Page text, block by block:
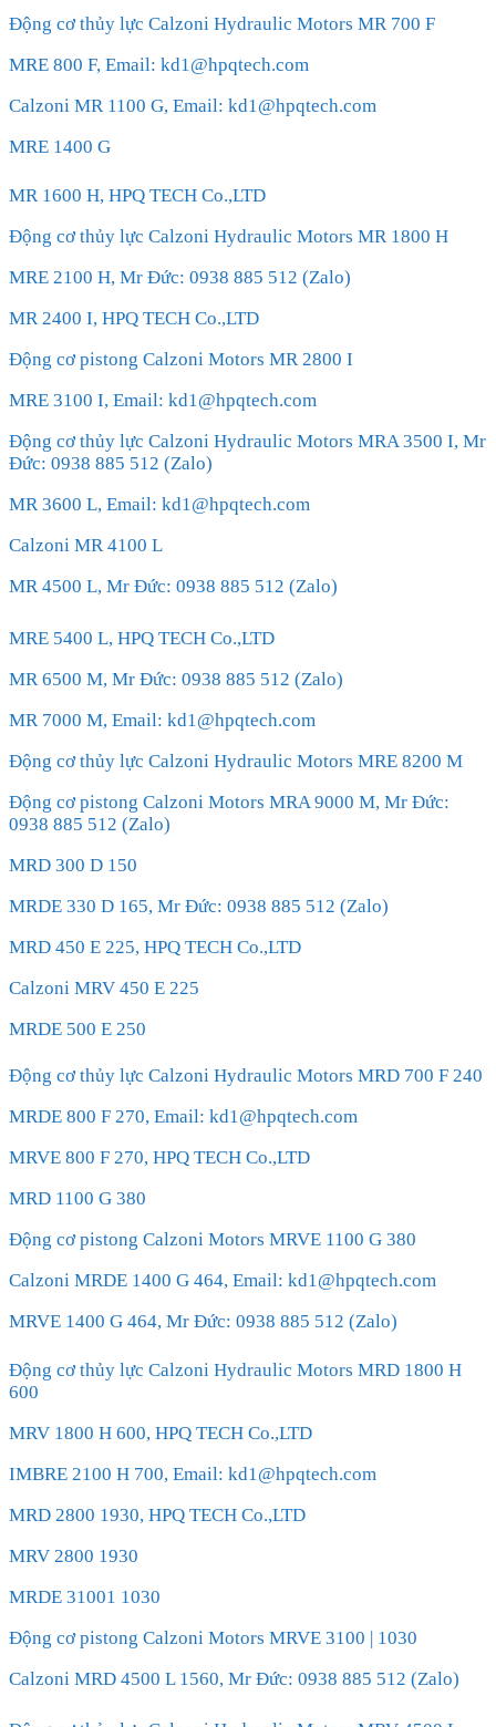
Động cơ thủy lực Calzoni Hydraulic Motors MR 700 F
MRE 800 F, Email: kd1@hpqtech.com
Calzoni MR 1100 G, Email: kd1@hpqtech.com
MRE 1400 G
MR 1600 H, HPQ TECH Co.,LTD
Động cơ thủy lực Calzoni Hydraulic Motors MR 1800 H
MRE 2100 H, Mr Đức: 0938 885 512 (Zalo)
MR 2400 I, HPQ TECH Co.,LTD
Động cơ pistong Calzoni Motors MR 2800 I
MRE 3100 I, Email: kd1@hpqtech.com
Động cơ thủy lực Calzoni Hydraulic Motors MRA 3500 I, Mr
Đức: 0938 885 512 (Zalo)
MR 3600 L, Email: kd1@hpqtech.com
Calzoni MR 4100 L
MR 4500 L, Mr Đức: 0938 885 512 (Zalo)
MRE 5400 L, HPQ TECH Co.,LTD
MR 6500 M, Mr Đức: 0938 885 512 (Zalo)
MR 7000 M, Email: kd1@hpqtech.com
Động cơ thủy lực Calzoni Hydraulic Motors MRE 8200 M
Động cơ pistong Calzoni Motors MRA 9000 M, Mr Đức:
0938 885 512 (Zalo)
MRD 300 D 150
MRDE 330 D 165, Mr Đức: 0938 885 512 (Zalo)
MRD 450 E 225, HPQ TECH Co.,LTD
Calzoni MRV 450 E 225
MRDE 500 E 250
Động cơ thủy lực Calzoni Hydraulic Motors MRD 700 F 240
MRDE 800 F 270, Email: kd1@hpqtech.com
MRVE 800 F 270, HPQ TECH Co.,LTD
MRD 1100 G 380
Động cơ pistong Calzoni Motors MRVE 1100 G 380
Calzoni MRDE 1400 G 464, Email: kd1@hpqtech.com
MRVE 1400 G 464, Mr Đức: 0938 885 512 (Zalo)
Động cơ thủy lực Calzoni Hydraulic Motors MRD 1800 H
600
MRV 1800 H 600, HPQ TECH Co.,LTD
IMBRE 2100 H 700, Email: kd1@hpqtech.com
MRD 2800 1930, HPQ TECH Co.,LTD
MRV 2800 1930
MRDE 31001 1030
Động cơ pistong Calzoni Motors MRVE 3100 | 1030
Calzoni MRD 4500 L 1560, Mr Đức: 0938 885 512 (Zalo)